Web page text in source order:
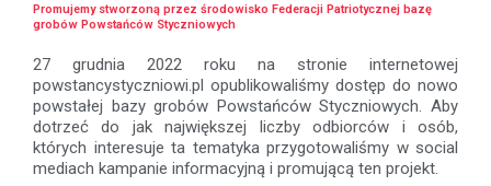
Promujemy stworzoną przez środowisko Federacji Patriotycznej bazę
grobów Powstańców Styczniowych
27 grudnia 2022 roku na stronie internetowej
powstancystyczniowi.pl opublikowaliśmy dostęp do nowo
powstałej bazy grobów Powstańców Styczniowych. Aby
dotrzeć do jak największej liczby odbiorców i osób,
których interesuje ta tematyka przygotowaliśmy w social
mediach kampanie informacyjną i promującą ten projekt.